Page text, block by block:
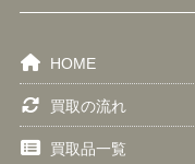
HOME
買取の流れ
買取品一覧